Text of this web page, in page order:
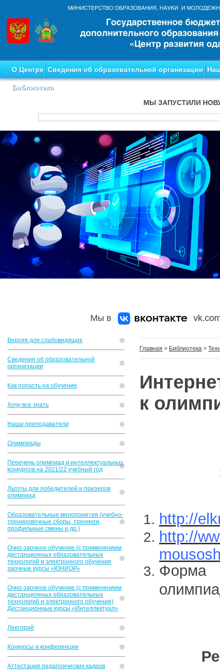
О Центре Сведения об образовательной организации
Библиотека
МЫ ЗАПУСТИЛИ
Мы в
Версия для слабовидящих
Сведения об образовательной
организации
Как попасть на обучение
Хочу все знать
Наши преподаватели
Олимпиады
Перечень олимпиад и интеллектуальных
конкурсов на 2021/22 учебный год
Льготы для победителей и призеров
олимпиад
Образовательные мероприятия (учебно-
тренировочные сборы, тренинги,
профильные смены и др.)
Очно-заочное обучение (с применением
дистанционных образовательных
технологий и электронного обучения
заочные курсы «ЮНИОР»
Очно-заочное обучение (с применением
дистанционных образовательных
технологий и электронного обучения)
Дистанционные курсы «Интеллектуал»
Лекторий
Конкурсы и конференции
Аттестация педагогических кадров
Главная > Библиотека >
к
http://
http://